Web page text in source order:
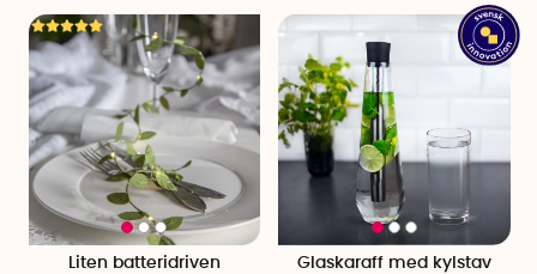
Liten batteridriven
Glaskaraff med kylstav